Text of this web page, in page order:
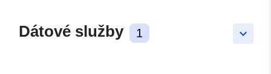
keyboard_arrow_down
Dátové služby 1